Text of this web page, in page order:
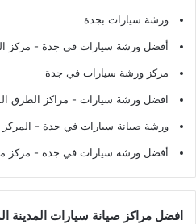
ورشة سيارات بجدة
أفضل ورشة سيارات في جدة - مركز
مركز ورشة سيارات في جدة
افضل ورشة سيارات - مراكز الطرق
ورشة صيانة سيارات في جدة -
أفضل ورشة سيارات في جدة - مركز
افضل مراكز صيانة سيارات المدينة